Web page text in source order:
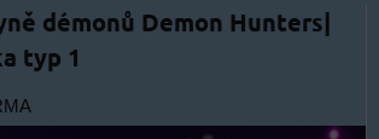
démonů Demon Hunters|
typ 1